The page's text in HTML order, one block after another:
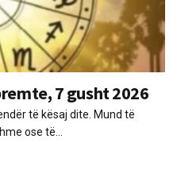
7 gusht 2026
të kësaj dite. Mund të
ose të...